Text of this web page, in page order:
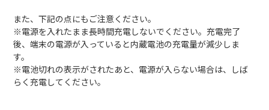
また、下記の点にもご注意ください。
※電源を入れたまま長時間充電しないでください。充電完了
後、端末の電源が入っていると内蔵電池の充電量が減少しま
す。
※電池切れの表示がされたあと、電源が入らない場合は、しば
らく充電してください。